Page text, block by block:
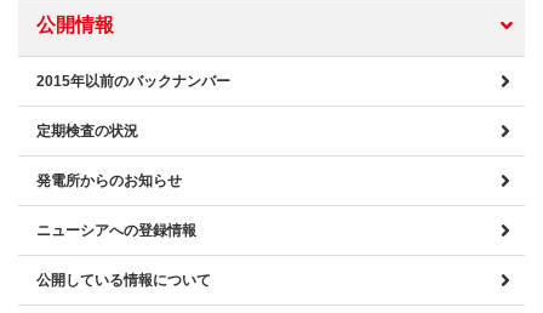
公開情報
2015年以前のバックナンバー
定期検査の状況
発電所からのお知らせ
ニューシアへの登録情報
公開している情報について